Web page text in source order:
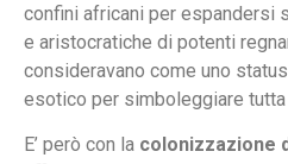
confini africani per espandersi
e aristocratiche di potenti
consideravano come uno
esotico per simboleggiare
E’ però con la colonizzazione